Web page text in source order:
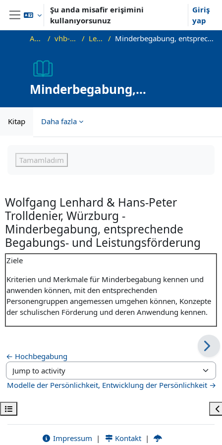
Ana içeriğe git
Yan panel
Şu anda misafir erişimini
kullanıyorsunuz
Giriş
yap
Kurs dizinini aç
Ana sayfa vhb-DiffPsy-Demo Lehreinheit 7 Minderbegabung, entsprechende Begabungs- und Leistungsgförderung
Minderbegabung,
entsprechende Begabungs-
und Leistungsgförderung
Kitap Daha fazla
Tamamladım
Wolfgang Lenhard & Hans-Peter
Trolldenier, Würzburg -
Minderbegabung, entsprechende
Begabungs- und Leistungsförderung
Ziele
Kriterien und Merkmale für Minderbegabung kennen und
anwenden können, mit den entsprechenden
Personengruppen angemessen umgehen können, Konzepte
der schulischen Förderung und deren Anwendung kennen.
← Hochbegabung
Jump to activity
Modelle der Persönlichkeit, Entwicklung der Persönlichkeit →
Impressum | Kontakt |